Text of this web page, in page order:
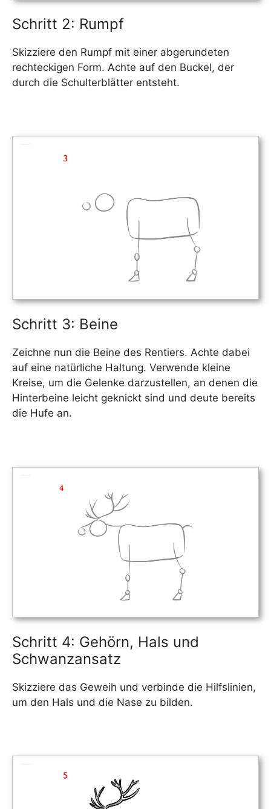
Schritt 2: Rumpf
Skizziere den Rumpf mit einer abgerundeten
rechteckigen Form. Achte auf den Buckel, der
durch die Schulterblätter entsteht.
Schritt 3: Beine
Zeichne nun die Beine des Rentiers. Achte dabei
auf eine natürliche Haltung. Verwende kleine
Kreise, um die Gelenke darzustellen, an denen die
Hinterbeine leicht geknickt sind und deute bereits
die Hufe an.
Schritt 4: Gehörn, Hals und
Schwanzansatz
Skizziere das Geweih und verbinde die Hilfslinien,
um den Hals und die Nase zu bilden.